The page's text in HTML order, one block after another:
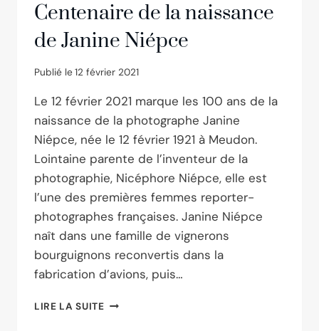
Centenaire de la naissance
de Janine Niépce
Publié le12 février 2021
Le 12 février 2021 marque les 100 ans de la
naissance de la photographe Janine
Niépce, née le 12 février 1921 à Meudon.
Lointaine parente de l’inventeur de la
photographie, Nicéphore Niépce, elle est
l’une des premières femmes reporter-
photographes françaises. Janine Niépce
naît dans une famille de vignerons
bourguignons reconvertis dans la
fabrication d’avions, puis…
LIRE LA SUITECENTENAIRE